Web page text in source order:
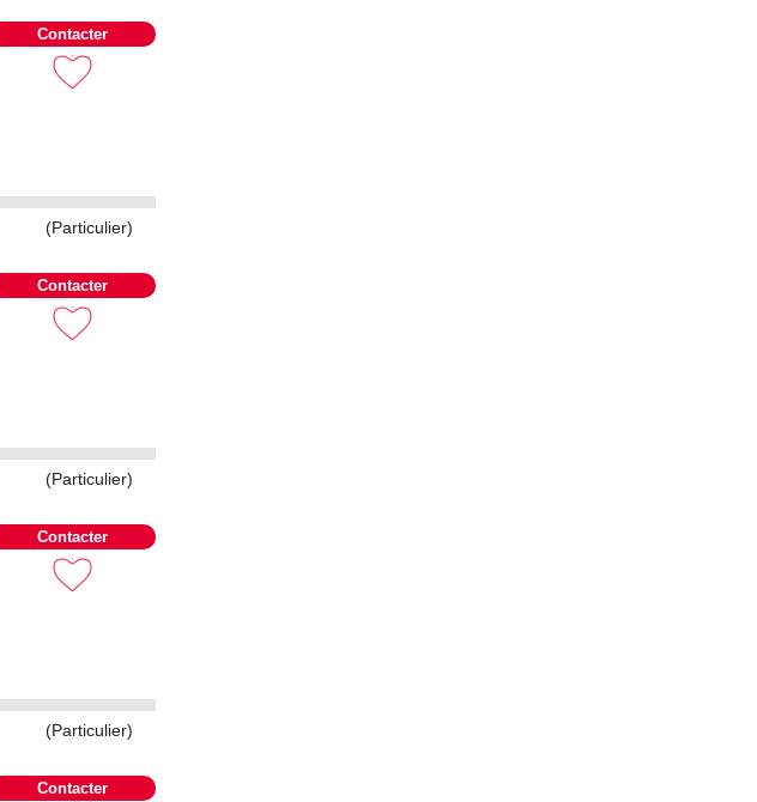
Contacter
(Particulier)
Contacter
(Particulier)
Contacter
(Particulier)
Contacter